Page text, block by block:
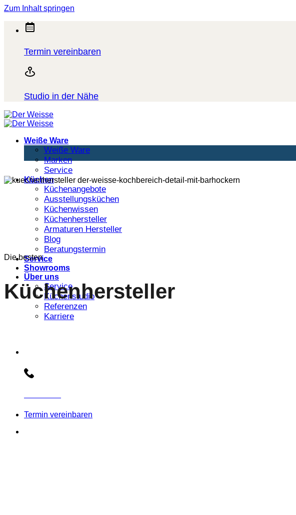
Zum Inhalt springen
Termin vereinbaren
Studio in der Nähe
Weiße Ware
Weiße Ware
Marken
Service
Küchen
Küchenangebote
Ausstellungsküchen
Küchenwissen
Küchenhersteller
Armaturen Hersteller
Blog
Beratungstermin
Service
Showrooms
Über uns
Service
Küchenstudio
Referenzen
Karriere
Termin vereinbaren
Die besten
Küchenhersteller